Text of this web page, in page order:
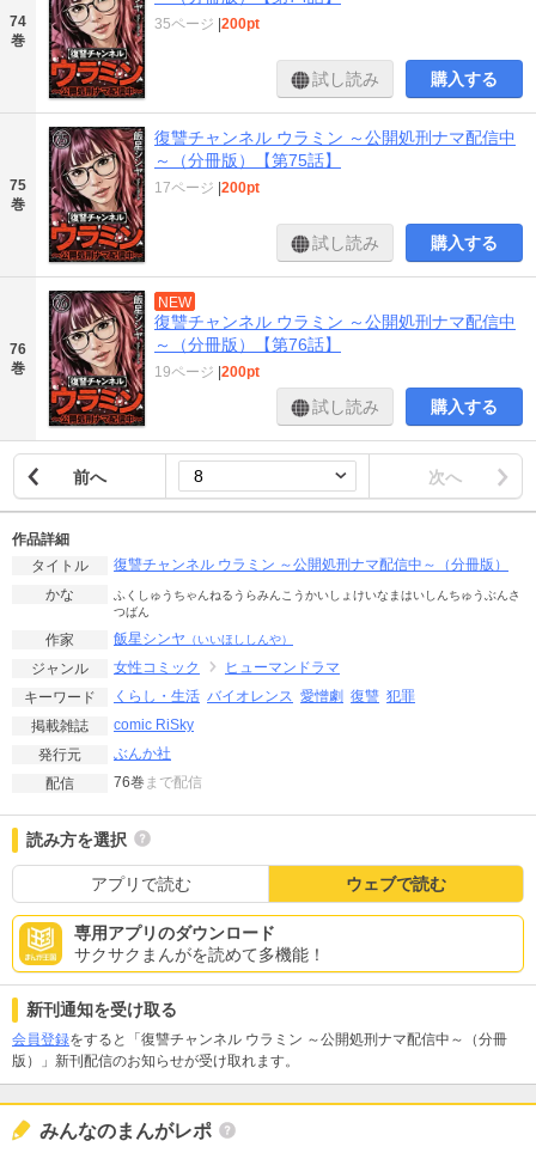
74
巻
35ページ |200pt
試し読み 購入する
75
巻
復讐チャンネル ウラミン ～公開処刑ナマ配信中
～（分冊版）【第75話】
17ページ |200pt
試し読み 購入する
76
巻
NEW
復讐チャンネル ウラミン ～公開処刑ナマ配信中
～（分冊版）【第76話】
19ページ |200pt
試し読み 購入する
前へ 次へ
作品詳細
タイトル
復讐チャンネル ウラミン ～公開処刑ナマ配信中～（分冊版）
かな
ふくしゅうちゃんねるうらみんこうかいしょけいなまはいしんちゅうぶんさ
つばん
作家 飯星シンヤ （いいほししんや）
ジャンル 女性コミック
ヒューマンドラマ
キーワード
くらし・生活 バイオレンス 愛憎劇 復讐 犯罪
掲載雑誌
comic RiSky
発行元
ぶんか社
配信
76巻 まで配信
読み方を選択
アプリで読む ウェブで読む
専用アプリのダウンロード
サクサクまんがを読めて多機能！
新刊通知を受け取る
会員登録をすると「復讐チャンネル ウラミン ～公開処刑ナマ配信中～（分冊
版）」新刊配信のお知らせが受け取れます。
みんなのまんがレポ